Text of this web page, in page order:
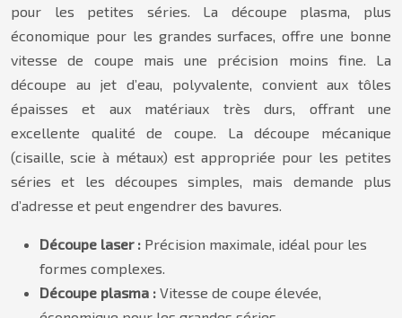
pour les petites séries. La découpe plasma, plus
économique pour les grandes surfaces, offre une bonne
vitesse de coupe mais une précision moins fine. La
découpe au jet d’eau, polyvalente, convient aux tôles
épaisses et aux matériaux très durs, offrant une
excellente qualité de coupe. La découpe mécanique
(cisaille, scie à métaux) est appropriée pour les petites
séries et les découpes simples, mais demande plus
d’adresse et peut engendrer des bavures.
Découpe laser : Précision maximale, idéal pour les
formes complexes.
Découpe plasma : Vitesse de coupe élevée,